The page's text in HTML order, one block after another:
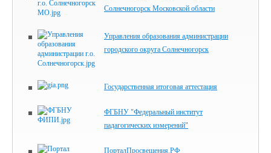
Солнечногорск Московской области
Управления образования администрации
городского округа Солнечногорск
Государственная итоговая аттестация
ФГБНУ "Федеральный институт
падагогических измерений"
ПорталПросвещения.РФ